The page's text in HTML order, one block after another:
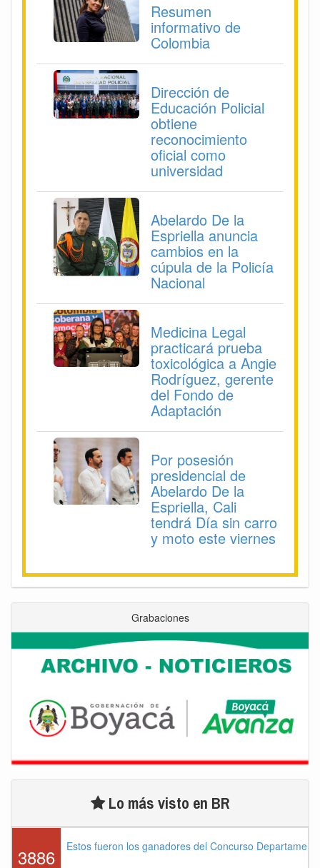
Resumen
informativo de
Colombia
Dirección de
Educación Policial
obtiene
reconocimiento
oficial como
universidad
Abelardo De la
Espriella anuncia
cambios en la
cúpula de la Policía
Nacional
Medicina Legal
practicará prueba
toxicológica a Angie
Rodríguez, gerente
del Fondo de
Adaptación
Por posesión
presidencial de
Abelardo De la
Espriella, Cali
tendrá Día sin carro
y moto este viernes
Grabaciones
Lo más visto en BR
3886 Estos fueron los ganadores del Concurso